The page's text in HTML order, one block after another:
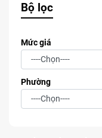
Bộ lọc
Mức giá
Phường